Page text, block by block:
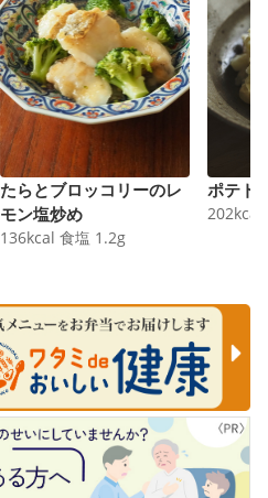
たらとブロッコリーのレ
モン塩炒め
136kcal 食塩 1.2g
ポテト
202kcal